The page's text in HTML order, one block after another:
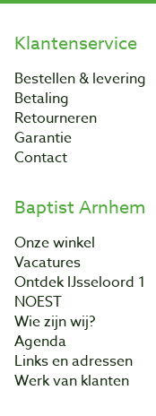
Klantenservice
Bestellen & levering
Betaling
Retourneren
Garantie
Contact
Baptist Arnhem
Onze winkel
Vacatures
Ontdek IJsseloord 1
NOEST
Wie zijn wij?
Agenda
Links en adressen
Werk van klanten